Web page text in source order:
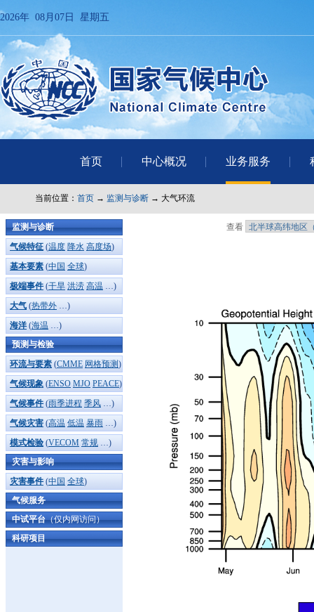
2026年 08月07日 星期五
首页 中心概况 业务服务
当前位置： 首页 → 监测与诊断 → 大气环流
监测与诊断
气候特征 (温度 降水 高度场)
基本要素 (中国 全球)
极端事件(干旱 洪涝 高温 …)
大气 (热带外 …)
海洋(海温 …)
预测与检验
环流与要素 (CMME 网格预测)
气候现象 (ENSO MJO PEACE)
气候事件(雨季进程 季风 …)
气候灾害 (高温 低温 暴雨 …)
模式检验(VECOM 常规 …)
灾害与影响
灾害事件(中国 全球)
气候服务
中试平台（仅内网访问）
科研项目
查看